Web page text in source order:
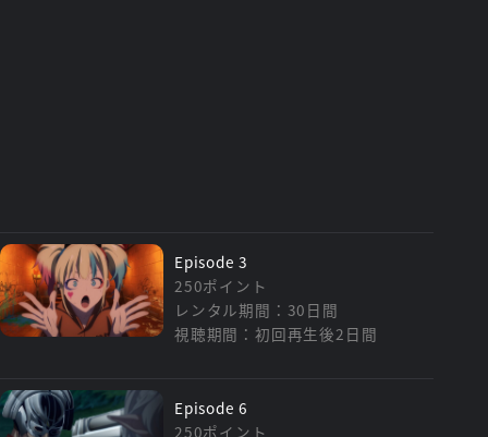
Episode 3
250ポイント
レンタル期間：30日間
視聴期間：初回再生後2日間
Episode 6
250ポイント